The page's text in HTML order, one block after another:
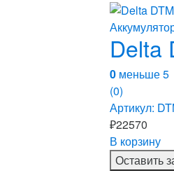
Delta
0 меньше 5
(0)
Артикул:
₽22570
В корзину
Оставить